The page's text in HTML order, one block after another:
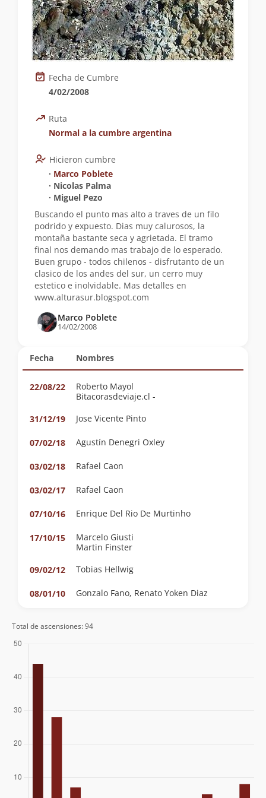
Fecha Nombres
22/08/22
Roberto Mayol
Bitacorasdeviaje.cl -
31/12/19
Jose Vicente Pinto
07/02/18 Agustín Denegri Oxley
03/02/18 Rafael Caon
03/02/17 Rafael Caon
07/10/16 Enrique Del Rio De Murtinho
17/10/15
Marcelo Giusti
Martin Finster
09/02/12
Tobias Hellwig
08/01/10 Gonzalo Fano, Renato Yoken Diaz
Robert Koschitzki
Fecha de Cumbre
4/02/2008
Ruta
Normal a la cumbre argentina
Hicieron cumbre
∙ Marco Poblete
∙ Nicolas Palma
∙ Miguel Pezo
Buscando el punto mas alto a traves de un filo
podrido y expuesto. Dias muy calurosos, la
montaña bastante seca y agrietada. El tramo
final nos demando mas trabajo de lo esperado.
Buen grupo - todos chilenos - disfrutanto de un
clasico de los andes del sur, un cerro muy
estetico e inolvidable. Mas detalles en
www.alturasur.blogspot.com
Marco Poblete
14/02/2008
Total de ascensiones: 94